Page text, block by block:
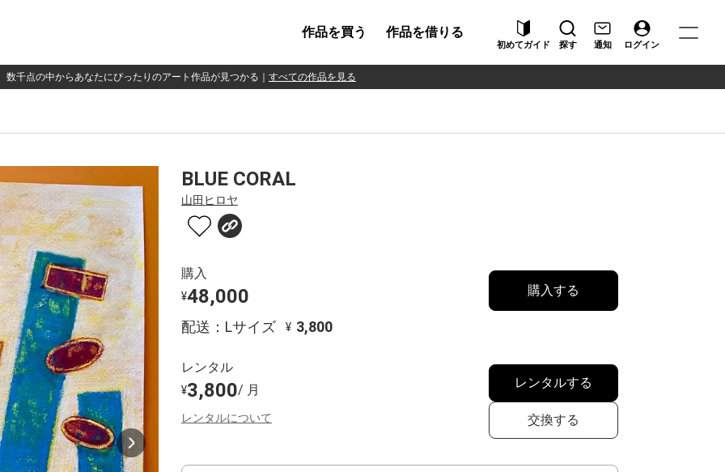
作品を買う 作品を借りる
初めてガイド 探す 通知 ログイン
数千点の中からあなたにぴったりのアート作品が見つかる すべての作品を見る
BLUE CORAL
山田ヒロヤ
購入
¥48,000
配送：Lサイズ ¥ 3,800
購入する
レンタル
¥3,800/ 月
レンタルについて
レンタルする
交換する